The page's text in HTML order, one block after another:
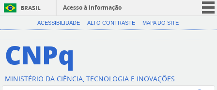
BRASIL
Acesso à informação
CORONAVÍRUS (COVID-19)
Canais
ACESSIBILIDADE ALTO CONTRASTE MAPA DO SITE
CNPq
MINISTÉRIO DA CIÊNCIA, TECNOLOGIA E INOVAÇÕES